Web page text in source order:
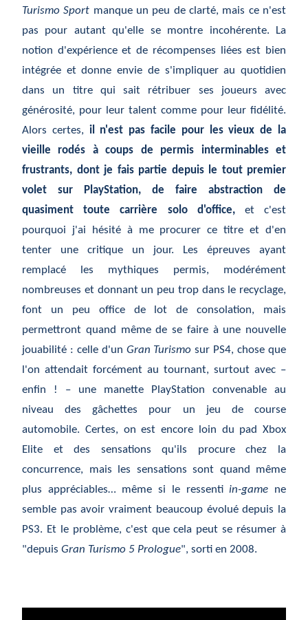
Turismo Sport manque un peu de clarté, mais ce n'est
pas pour autant qu'elle se montre incohérente. La
notion d'expérience et de récompenses liées est bien
intégrée et donne envie de s'impliquer au quotidien
dans un titre qui sait rétribuer ses joueurs avec
générosité, pour leur talent comme pour leur fidélité.
Alors certes, il n'est pas facile pour les vieux de la
vieille rodés à coups de permis interminables et
frustrants, dont je fais partie depuis le tout premier
volet sur PlayStation, de faire abstraction de
quasiment toute carrière solo d'office,et c'est
pourquoi j'ai hésité à me procurer ce titre et d'en
tenter une critique un jour. Les épreuves ayant
remplacé les mythiques permis, modérément
nombreuses et donnant un peu trop dans le recyclage,
font un peu office de lot de consolation, mais
permettront quand même de se faire à une nouvelle
jouabilité : celle d'un Gran Turismo sur PS4, chose que
l'on attendait forcément au tournant, surtout avec –
enfin ! – une manette PlayStation convenable au
niveau des gâchettes pour un jeu de course
automobile. Certes, on est encore loin du pad Xbox
Elite et des sensations qu'ils procure chez la
concurrence, mais les sensations sont quand même
plus appréciables… même si le ressentiin-game ne
semble pas avoir vraiment beaucoup évolué depuis la
PS3. Et le problème, c'est que cela peut se résumer à
"depuis Gran Turismo 5 Prologue", sorti en 2008.